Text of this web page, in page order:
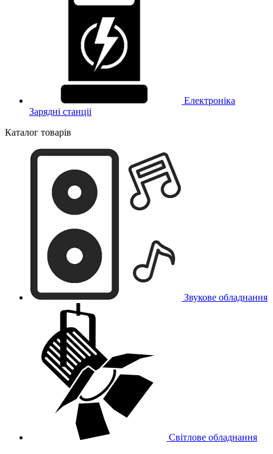
Електроніка
Зарядні станціі
Каталог товарів
Звукове обладнання
Світлове обладнання